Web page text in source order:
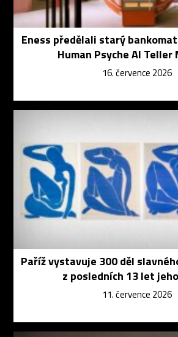
Eness předělali starý
Human Psyche AI Teller
16. července 2026
Paříž vystavuje 300 děl
z posledních 13 let
11. července 2026